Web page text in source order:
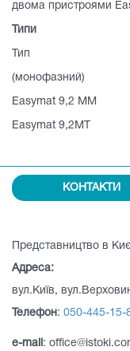
двома пристроями
Типи
Тип
(монофазний)
Easymat 9,2 MM
Easymat 9,2МT
КОНТАКТИ
Представництво в
Адреса:
вул.Київ,
Телефон: 050-445-15-
e-mail :